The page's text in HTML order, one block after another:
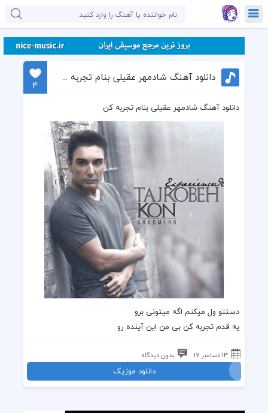
دانلود آهنگ شادمهر عقیلی بنام تجربه کن
4
دانلود آهنگ شادمهر عقیلی بنام تجربه کن
دستتو ول میکنم اگه میتونی برو
یه قدم تجربه کن بی من این آینده رو
13 دسامبر 17 بدون دیدگاه
دانلود موزیک